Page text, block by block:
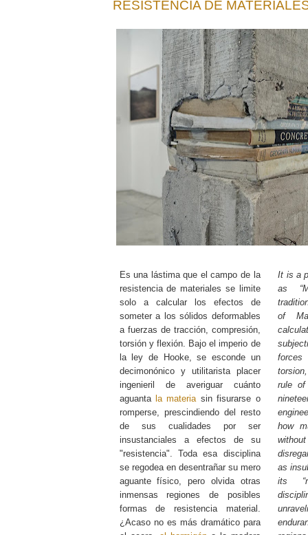
RESISTENCIA DE
Es una lástima que el campo de la
resistencia de materiales se limite
solo a calcular los efectos de
someter a los sólidos deformables
a fuerzas de tracción, compresión,
torsión y flexión. Bajo el imperio de
la ley de Hooke, se esconde un
decimonónico y utilitarista placer
ingenieril de averiguar cuánto
aguanta la materiasin fisurarse o
romperse, prescindiendo del resto
de sus cualidades por ser
insustanciales a efectos de su
"resistencia". Toda esa disciplina
se regodea en desentrañar su mero
aguante físico, pero olvida otras
inmensas regiones de posibles
formas de resistencia material.
¿Acaso no es más dramático para
It is a
as
of
forces
rule of
how
as
its